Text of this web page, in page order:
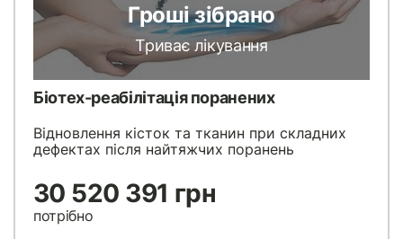
Гроші зібрано
Триває лікування
Біотех-реабілітація поранених
Відновлення кісток та тканин при складних
дефектах після найтяжчих поранень
30 520 391 грн
потрібно